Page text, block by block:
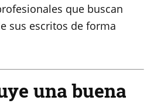
que buscan
sus escritos de forma
una buena